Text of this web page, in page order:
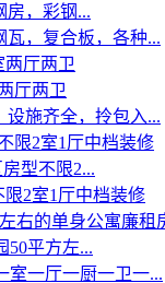
房，彩钢...
瓦，复合板，各种...
厅两卫
设施齐全，拎包入...
型不限2...
2室1厅中档装修
50平方左...
室一厅一厨一卫一...